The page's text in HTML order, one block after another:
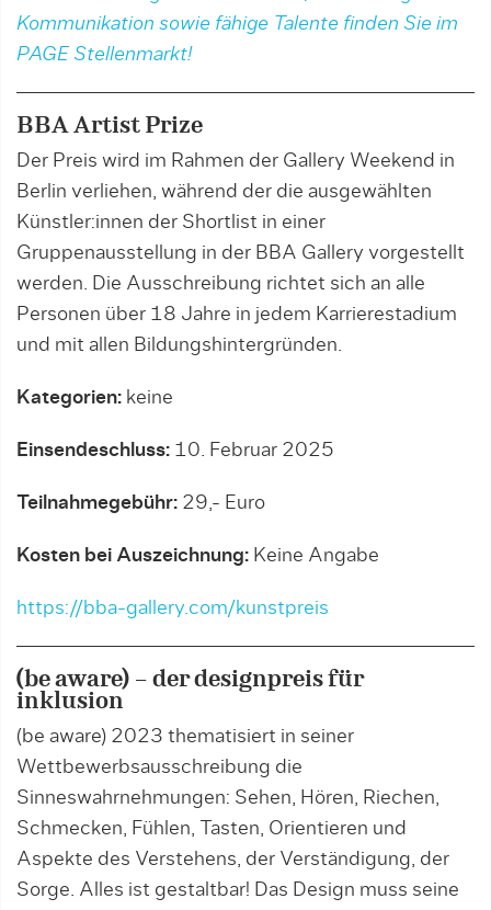
Kommunikation sowie fähige Talente finden Sie im
PAGE Stellenmarkt!
BBA Artist Prize
Der Preis wird im Rahmen der Gallery Weekend in
Berlin verliehen, während der die ausgewählten
Künstler:innen der Shortlist in einer
Gruppenausstellung in der BBA Gallery vorgestellt
werden. Die Ausschreibung richtet sich an alle
Personen über 18 Jahre in jedem Karrierestadium
und mit allen Bildungshintergründen.
Kategorien: keine
Einsendeschluss: 10. Februar 2025
Teilnahmegebühr: 29,- Euro
Kosten bei Auszeichnung: Keine Angabe
https://bba-gallery.com/kunstpreis
(be aware) – der designpreis für
inklusion
(be aware) 2023 thematisiert in seiner
Wettbewerbsausschreibung die
Sinneswahrnehmungen: Sehen, Hören, Riechen,
Schmecken, Fühlen, Tasten, Orientieren und
Aspekte des Verstehens, der Verständigung, der
Sorge. Alles ist gestaltbar! Das Design muss seine